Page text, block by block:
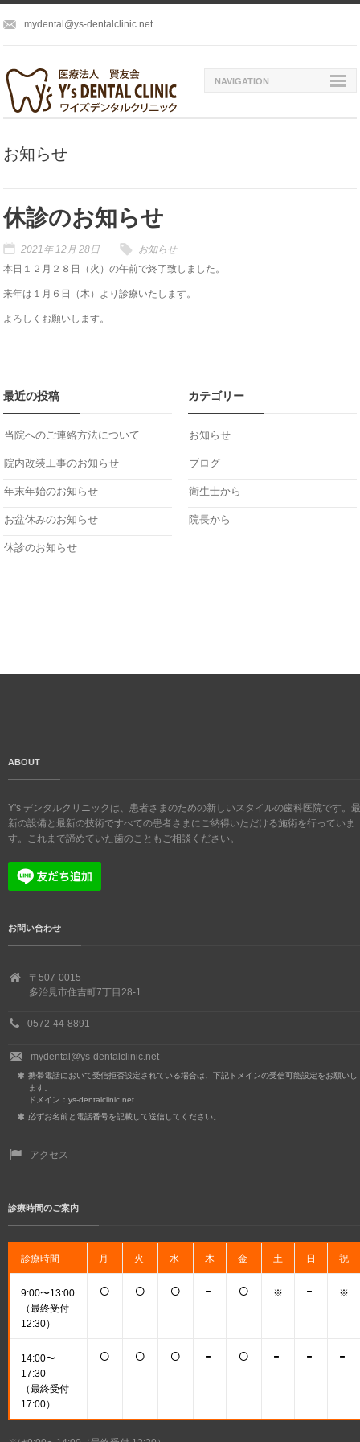
mydental@ys-dentalclinic.net
NAVIGATION
お知らせ
休診のお知らせ
2021年 12月 28日
お知らせ
本日１２月２８日（火）の午前で終了致しました。
来年は１月６日（木）より診療いたします。
よろしくお願いします。
最近の投稿
当院へのご連絡方法について
院内改装工事のお知らせ
年末年始のお知らせ
お盆休みのお知らせ
休診のお知らせ
カテゴリー
お知らせ
ブログ
衛生士から
院長から
ABOUT
Y's デンタルクリニックは、患者さまのための新しいスタイルの歯科医院です。最
新の設備と最新の技術ですべての患者さまにご納得いただける施術を行っていま
す。これまで諦めていた歯のこともご相談ください。
お問い合わせ
〒507-0015
多治見市住吉町7丁目28-1
0572-44-8891
mydental@ys-dentalclinic.net
携帯電話において受信拒否設定されている場合は、下記ドメインの受信可能設定をお願いし
ます。
ドメイン：ys-dentalclinic.net
必ずお名前と電話番号を記載して送信してください。
アクセス
診療時間のご案内
診療時間 月 火 水 木 金 土 日 祝
9:00〜13:00
（最終受付
12:30）
○ ○ ○ - ○ ※ - ※
14:00〜
17:30
（最終受付
17:00）
○ ○ ○ - ○ - - -